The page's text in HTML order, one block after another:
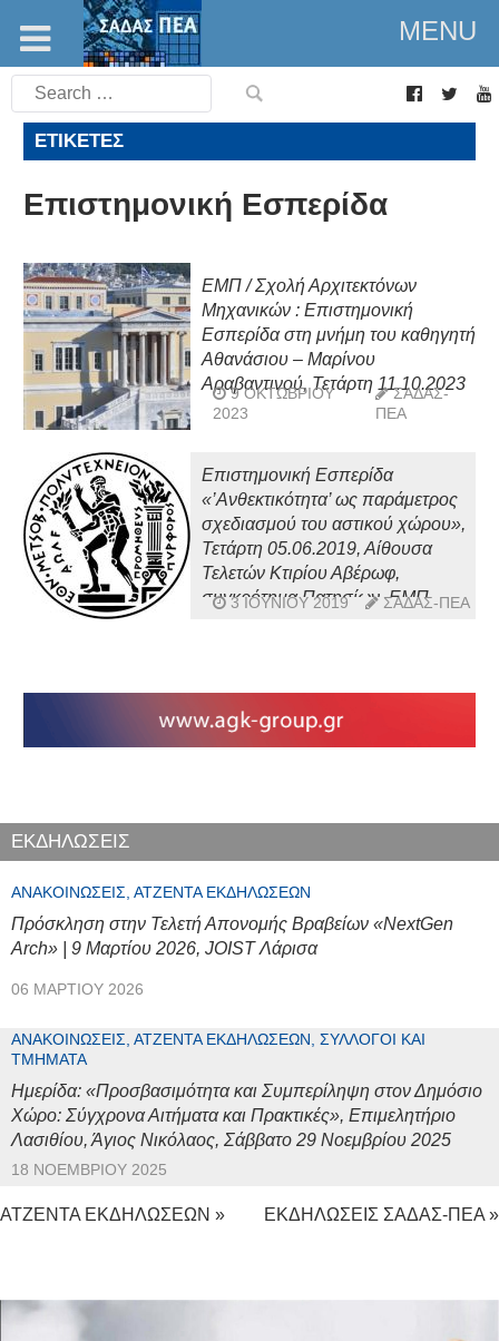
MENU
Search
for:
ΕΤΙΚΈΤΕΣ
Επιστημονική Εσπερίδα
ΕΜΠ / Σχολή Αρχιτεκτόνων
Μηχανικών : Επιστημονική
Εσπερίδα στη μνήμη του καθηγητή
Αθανάσιου – Μαρίνου
Αραβαντινού, Τετάρτη 11.10.2023
9 ΟΚΤΩΒΡΊΟΥ
2023
ΣΑΔΑΣ-
ΠΕΑ
Επιστημονική Εσπερίδα
«’Ανθεκτικότητα’ ως παράμετρος
σχεδιασμού του αστικού χώρου»,
Τετάρτη 05.06.2019, Αίθουσα
Τελετών Κτιρίου Αβέρωφ,
συγκρότημα Πατησίων, ΕΜΠ
3 ΙΟΥΝΊΟΥ 2019 ΣΑΔΑΣ-ΠΕΑ
ΕΚΔΗΛΩΣΕΙΣ
ΑΝΑΚΟΙΝΏΣΕΙΣ, ΑΤΖΈΝΤΑ ΕΚΔΗΛΏΣΕΩΝ
Πρόσκληση στην Τελετή Απονομής Βραβείων «NextGen
Arch» | 9 Μαρτίου 2026, JOIST Λάρισα
06 ΜΑΡΤΊΟΥ 2026
ΑΝΑΚΟΙΝΏΣΕΙΣ, ΑΤΖΈΝΤΑ ΕΚΔΗΛΏΣΕΩΝ, ΣΎΛΛΟΓΟΙ ΚΑΙ
ΤΜΉΜΑΤΑ
Ημερίδα: «Προσβασιμότητα και Συμπερίληψη στον Δημόσιο
Χώρο: Σύγχρονα Αιτήματα και Πρακτικές», Επιμελητήριο
Λασιθίου, Άγιος Νικόλαος, Σάββατο 29 Νοεμβρίου 2025
18 ΝΟΕΜΒΡΊΟΥ 2025
ΑΤΖΕΝΤΑ ΕΚΔΗΛΩΣΕΩΝ » ΕΚΔΗΛΩΣΕΙΣ ΣΑΔΑΣ-ΠΕΑ »